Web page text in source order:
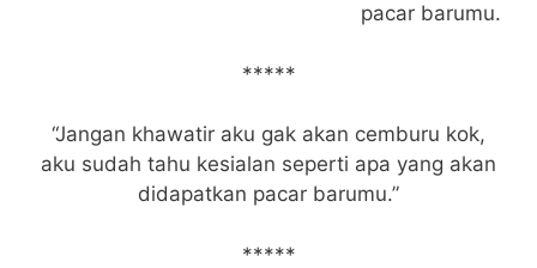
pacar barumu.
*****
“Jangan khawatir aku gak akan cemburu kok,
aku sudah tahu kesialan seperti apa yang akan
didapatkan pacar barumu.”
*****